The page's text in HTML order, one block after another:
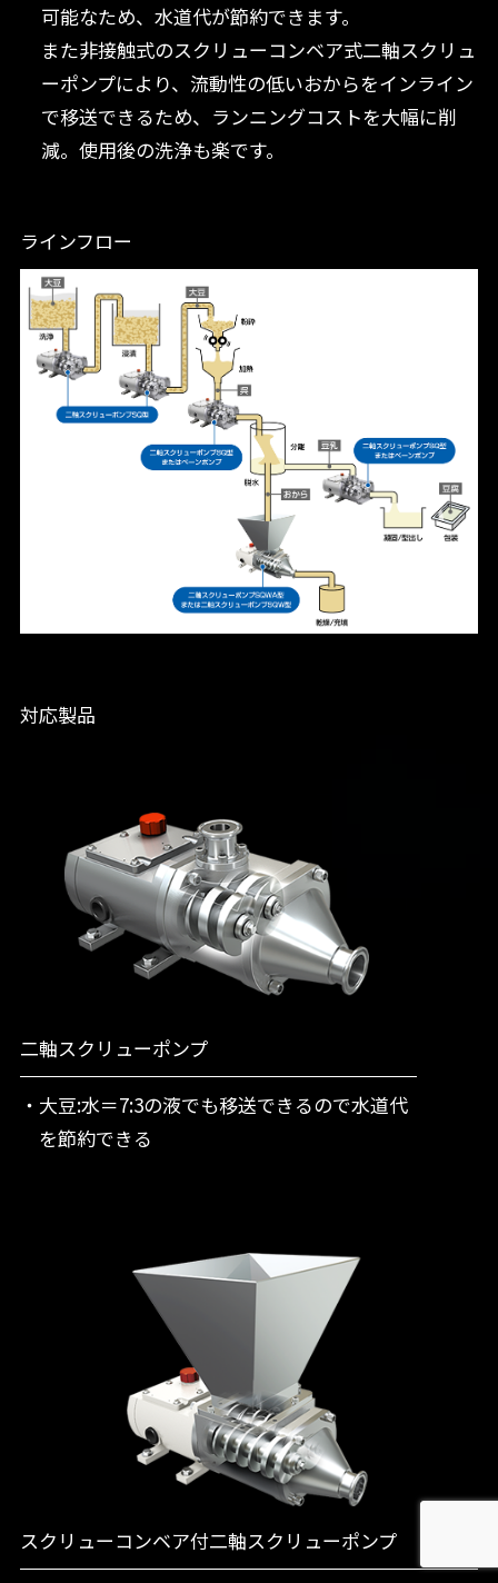
可能なため、水道代が節約できます。
また非接触式のスクリューコンベア式二軸スクリュ
ーポンプにより、流動性の低いおからをインライン
で移送できるため、ランニングコストを大幅に削
減。使用後の洗浄も楽です。
ラインフロー
対応製品
二軸スクリューポンプ
・大豆:水＝7:3の液でも移送できるので水道代
を節約できる
スクリューコンベア付二軸スクリューポンプ